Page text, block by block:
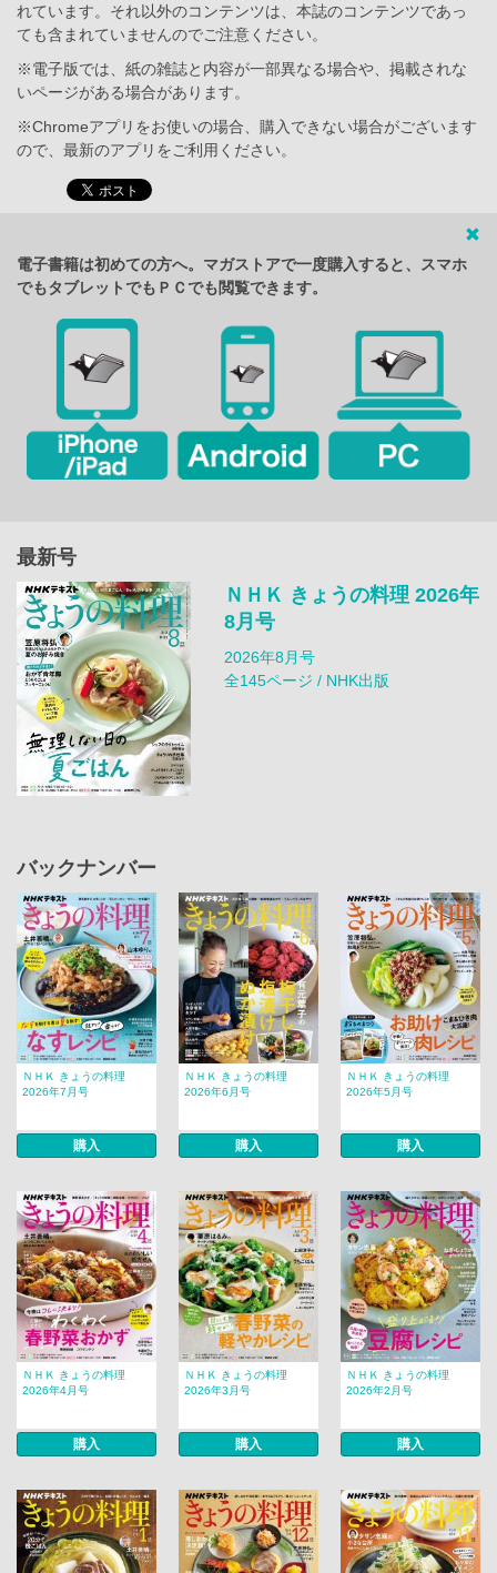
れています。それ以外のコンテンツは、本誌のコンテンツであっ
ても含まれていませんのでご注意ください。
※電子版では、紙の雑誌と内容が一部異なる場合や、掲載されな
いページがある場合があります。
※Chromeアプリをお使いの場合、購入できない場合がございます
ので、最新のアプリをご利用ください。
電子書籍は初めての方へ。マガストアで一度購入すると、スマホ
でもタブレットでもＰＣでも閲覧できます。
最新号
ＮＨＫ きょうの料理 2026年
8月号
2026年8月号
全145ページ / NHK出版
バックナンバー
ＮＨＫ きょうの料理
2026年7月号
購入
ＮＨＫ きょうの料理
2026年6月号
購入
ＮＨＫ きょうの料理
2026年5月号
購入
ＮＨＫ きょうの料理
2026年4月号
購入
ＮＨＫ きょうの料理
2026年3月号
購入
ＮＨＫ きょうの料理
2026年2月号
購入